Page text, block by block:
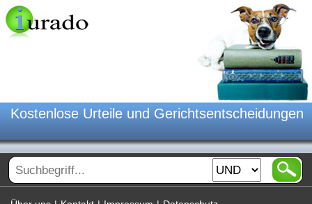
Kostenlose Urteile und Gerichtsentscheidungen